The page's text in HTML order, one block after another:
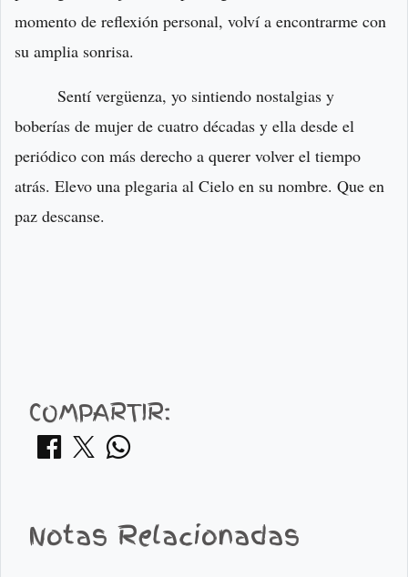
momento de reflexión personal, volví a encontrarme con
su amplia sonrisa.
Sentí vergüenza, yo sintiendo nostalgias y
boberías de mujer de cuatro décadas y ella desde el
periódico con más derecho a querer volver el tiempo
atrás. Elevo una plegaria al Cielo en su nombre. Que en
paz descanse.
COMPARTIR:
Notas Relacionadas